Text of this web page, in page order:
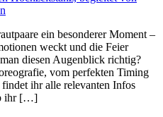
ein besonderer Moment –
weckt und die Feier
diesen Augenblick richtig?
vom perfekten Timing
ihr alle relevanten Infos
ihr […]